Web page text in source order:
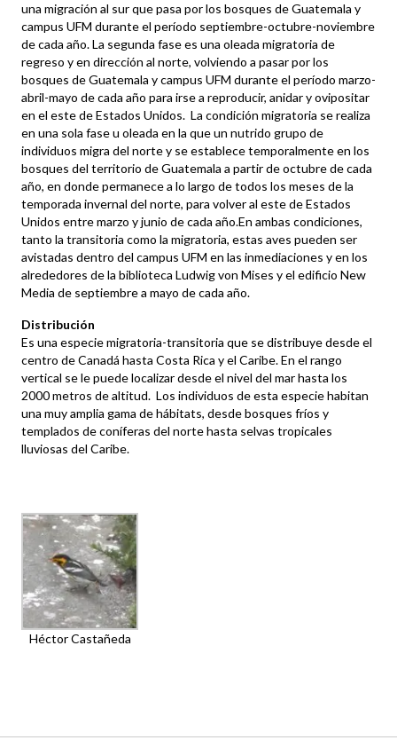
una migración al sur que pasa por los bosques de Guatemala y
campus UFM durante el período septiembre-octubre-noviembre
de cada año. La segunda fase es una oleada migratoria de
regreso y en dirección al norte, volviendo a pasar por los
bosques de Guatemala y campus UFM durante el período marzo-
abril-mayo de cada año para irse a reproducir, anidar y ovipositar
en el este de Estados Unidos. La condición migratoria se realiza
en una sola fase u oleada en la que un nutrido grupo de
individuos migra del norte y se establece temporalmente en los
bosques del territorio de Guatemala a partir de octubre de cada
año, en donde permanece a lo largo de todos los meses de la
temporada invernal del norte, para volver al este de Estados
Unidos entre marzo y junio de cada año.En ambas condiciones,
tanto la transitoria como la migratoria, estas aves pueden ser
avistadas dentro del campus UFM en las inmediaciones y en los
alrededores de la biblioteca Ludwig von Mises y el edificio New
Media de septiembre a mayo de cada año.
Distribución
Es una especie migratoria-transitoria que se distribuye desde el
centro de Canadá hasta Costa Rica y el Caribe. En el rango
vertical se le puede localizar desde el nivel del mar hasta los
2000 metros de altitud. Los individuos de esta especie habitan
una muy amplia gama de hábitats, desde bosques fríos y
templados de coníferas del norte hasta selvas tropicales
lluviosas del Caribe.
Héctor Castañeda